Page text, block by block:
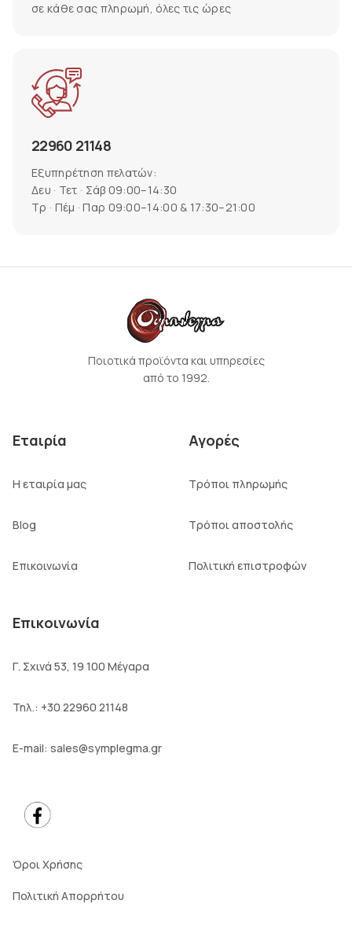
σε κάθε σας πληρωμή, όλες τις ώρες
22960 21148
Εξυπηρέτηση πελατών:
Δευ · Τετ · Σάβ 09:00–14:30
Τρ · Πέμ · Παρ 09:00–14:00 & 17:30–21:00
Ποιοτικά προϊόντα και υπηρεσίες
από το 1992.
Εταιρία
Η εταιρία μας
Blog
Επικοινωνία
Αγορές
Τρόποι πληρωμής
Τρόποι αποστολής
Πολιτική επιστροφών
Επικοινωνία
Γ. Σχινά 53, 19 100 Μέγαρα
Τηλ.: +30 22960 21148
E-mail: sales@symplegma.gr
Όροι Χρήσης
Πολιτική Απορρήτου